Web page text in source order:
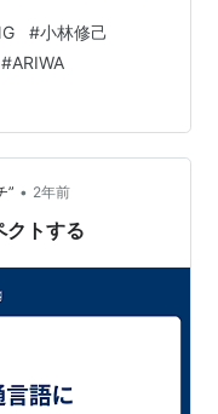
なボーカル2人が加
さに、LOVE ALL
良かった、休暇返
#小林修己
#ARIWA
” • 2年前
クトする